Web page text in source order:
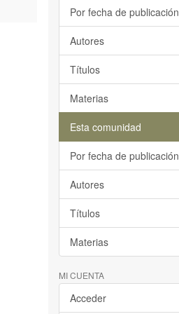
Por fecha de publicación
Autores
Títulos
Materias
Esta comunidad
Por fecha de publicación
Autores
Títulos
Materias
MI CUENTA
Acceder